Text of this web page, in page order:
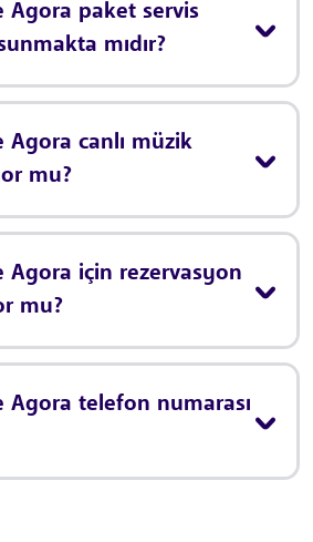
Agora paket servis
mıdır?
Agora canlı müzik
mu?
Agora için rezervasyon
mu?
Agora telefon numarası